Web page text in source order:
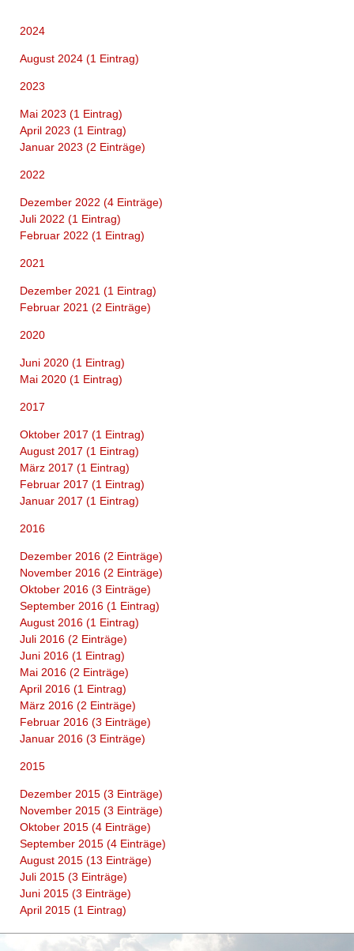
2024
August 2024 (1 Eintrag)
2023
Mai 2023 (1 Eintrag)
April 2023 (1 Eintrag)
Januar 2023 (2 Einträge)
2022
Dezember 2022 (4 Einträge)
Juli 2022 (1 Eintrag)
Februar 2022 (1 Eintrag)
2021
Dezember 2021 (1 Eintrag)
Februar 2021 (2 Einträge)
2020
Juni 2020 (1 Eintrag)
Mai 2020 (1 Eintrag)
2017
Oktober 2017 (1 Eintrag)
August 2017 (1 Eintrag)
März 2017 (1 Eintrag)
Februar 2017 (1 Eintrag)
Januar 2017 (1 Eintrag)
2016
Dezember 2016 (2 Einträge)
November 2016 (2 Einträge)
Oktober 2016 (3 Einträge)
September 2016 (1 Eintrag)
August 2016 (1 Eintrag)
Juli 2016 (2 Einträge)
Juni 2016 (1 Eintrag)
Mai 2016 (2 Einträge)
April 2016 (1 Eintrag)
März 2016 (2 Einträge)
Februar 2016 (3 Einträge)
Januar 2016 (3 Einträge)
2015
Dezember 2015 (3 Einträge)
November 2015 (3 Einträge)
Oktober 2015 (4 Einträge)
September 2015 (4 Einträge)
August 2015 (13 Einträge)
Juli 2015 (3 Einträge)
Juni 2015 (3 Einträge)
April 2015 (1 Eintrag)